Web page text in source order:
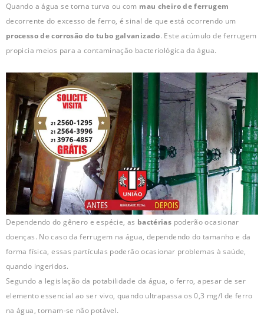
Quando a água se torna turva ou com mau cheiro de ferrugem
decorrente do excesso de ferro, é sinal de que está ocorrendo um
processo de corrosão do tubo galvanizado. Este acúmulo de ferrugem
propicia meios para a contaminação bacteriológica da água.
Dependendo do gênero e espécie, as bactérias poderão ocasionar
doenças. No caso da ferrugem na água, dependendo do tamanho e da
forma física, essas partículas poderão ocasionar problemas à saúde,
quando ingeridos.
Segundo a legislação da potabilidade da água, o ferro, apesar de ser
elemento essencial ao ser vivo, quando ultrapassa os 0,3 mg/l de ferro
na água, tornam-se não potável.